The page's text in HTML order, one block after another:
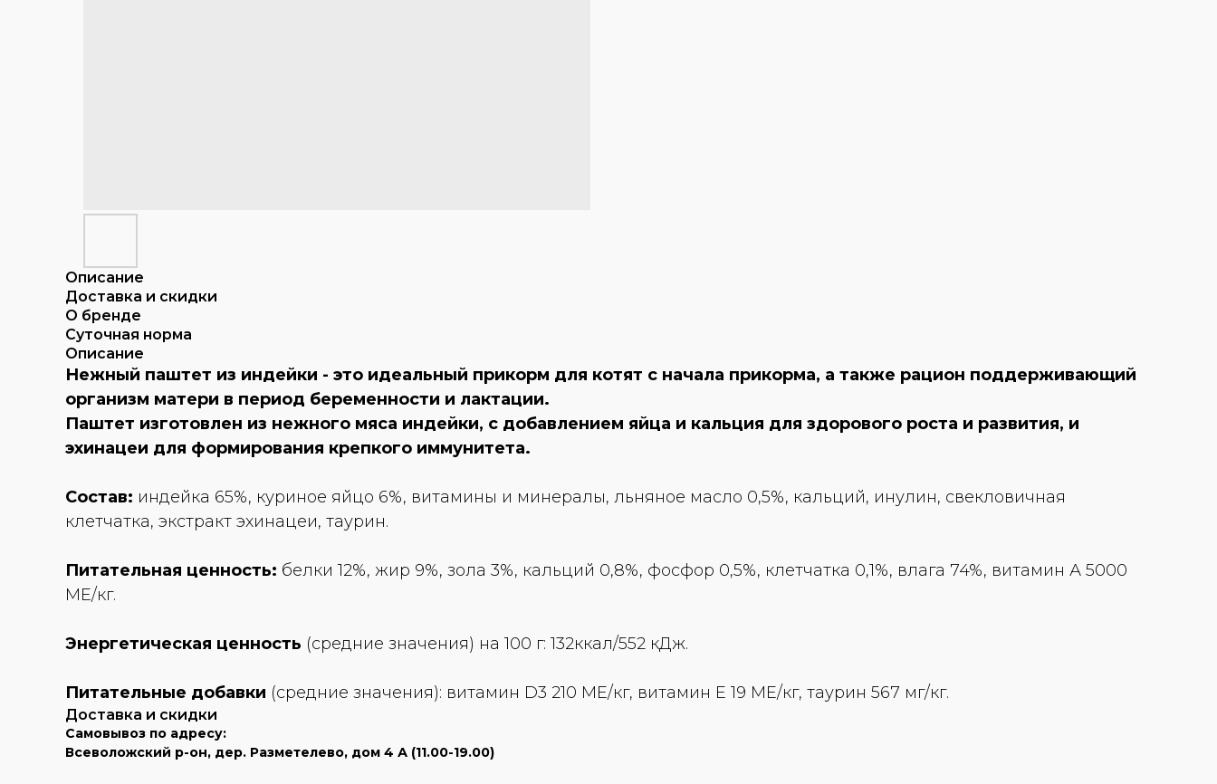
Описание
Доставка и скидки
О бренде
Суточная норма
Описание
Нежный паштет из индейки - это идеальный прикорм для котят с начала прикорма, а также рацион поддерживающий
организм матери в период беременности и лактации.
Паштет изготовлен из нежного мяса индейки, с добавлением яйца и кальция для здорового роста и развития, и
эхинацеи для формирования крепкого иммунитета.
Состав: индейка 65%, куриное яйцо 6%, витамины и минералы, льняное масло 0,5%, кальций, инулин, свекловичная
клетчатка, экстракт эхинацеи, таурин.
Питательная ценность: белки 12%, жир 9%, зола 3%, кальций 0,8%, фосфор 0,5%, клетчатка 0,1%, влага 74%, витамин А 5000
МЕ/кг.
Энергетическая ценность (средние значения) на 100 г: 132ккал/552 кДж.
Питательные добавки (средние значения): витамин D3 210 МЕ/кг, витамин Е 19 МЕ/кг, таурин 567 мг/кг.
Доставка и скидки
Самовывоз по адресу:
Всеволожский р-он, дер. Разметелево, дом 4 А (11.00-19.00)